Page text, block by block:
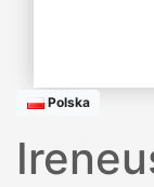
Polska